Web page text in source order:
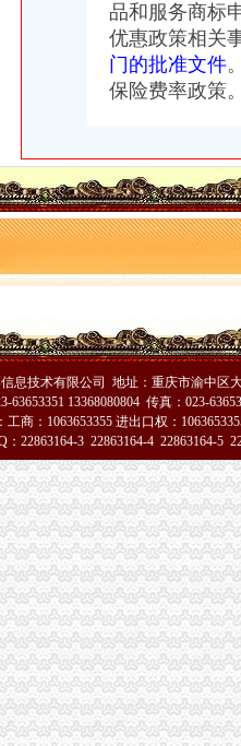
注册注销变更公司？汽博中心
代办|重庆营业执照代办|重庆代
理价格,渝北代理记账】价
执照代办】-渝北人和易登网
鸳鸯易登网
办理-益记财务公司_【会计服
方便快捷
照需要什么手续
办、商标注册】-渝北两路易
办-益记财务公司_【会计服务】
理记账无形消费_商务圈网
大竹林易登网
慢牛工商咨询_新浪博客
营业执照,有知道的方便给个
致上】价格,厂家,图片,
办选重庆航桥-直辖市重庆
第1页_重庆论坛_人文_西祠胡同
_诉讼信息_财务信息_注册信息
公司注册今题网
渝北代办机构
司营业执照】价格,厂家,
直辖市重庆咨询信息
,在哪里办？要带哪些资料？_
代办|工商执照代办价格|重庆
品和服务商标
优惠政策相关
门的批准文件
保险费率政策
息技术有限公司 地址：重庆市渝中区
63653351 13368080804 传真：023-
工商：1063653355 进出口权：
：22863164-3 22863164-4 22863164-5